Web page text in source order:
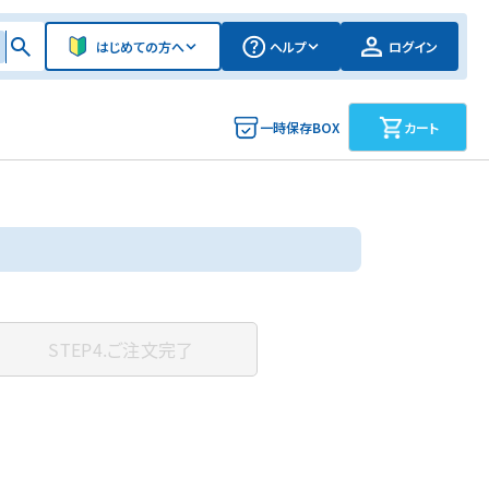
はじめての方へ ヘルプ ログイン
一時保存BOX カート
STEP4.ご注文完了